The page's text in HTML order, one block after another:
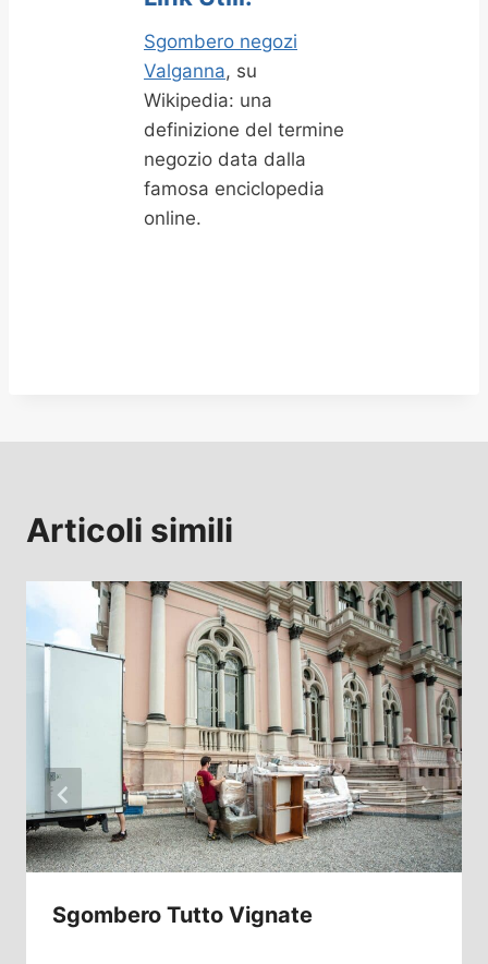
Sgombero negozi
Valganna, su
Wikipedia: una
definizione del termine
negozio data dalla
famosa enciclopedia
online.
Articoli simili
Sgombero Tutto Vignate